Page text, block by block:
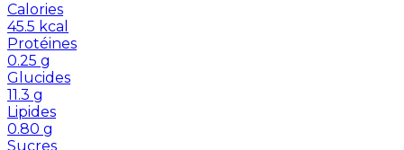
Calories
45.5 kcal
Protéines
0.25 g
Glucides
11.3 g
Lipides
0.80 g
Sucres